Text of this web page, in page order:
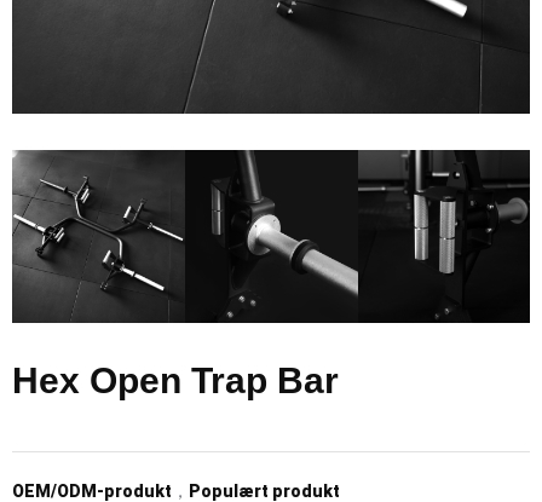
Hex Open Trap Bar
OEM/ODM-produkt ， Populært produkt